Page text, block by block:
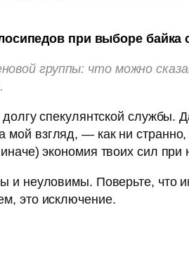
при выборе байка
группы: что можно
спекулянтской
взгляд, — как ни странно,
экономия твоих сил при
и неуловимы. Поверьте, что
это исключение.